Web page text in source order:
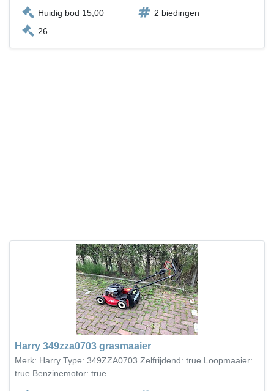
Huidig bod 15,00
2 biedingen
26
Harry 349zza0703 grasmaaier
Merk: Harry Type: 349ZZA0703 Zelfrijdend: true Loopmaaier:
true Benzinemotor: true